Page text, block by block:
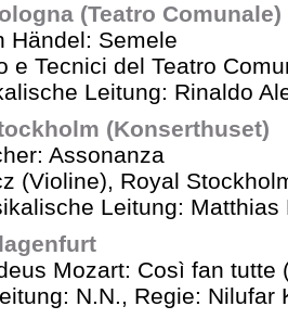
(Teatro Comunale)
Händel: Semele
e Tecnici del Teatro
Leitung: Rinaldo
(Konserthuset)
Assonanza
(Violine), Royal
Leitung: Matthias
Mozart: Così fan tutte
N.N., Regie: Nilufar